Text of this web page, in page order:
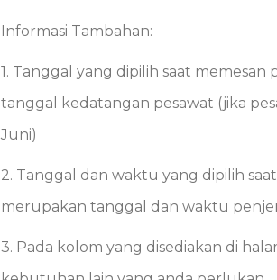
Informasi Tambahan:
1. Tanggal yang dipilih saat
tanggal kedatangan pesawat (jika
Juni)
2. Tanggal dan waktu yang dipilih
merupakan tanggal dan waktu
3. Pada kolom yang disediakan di